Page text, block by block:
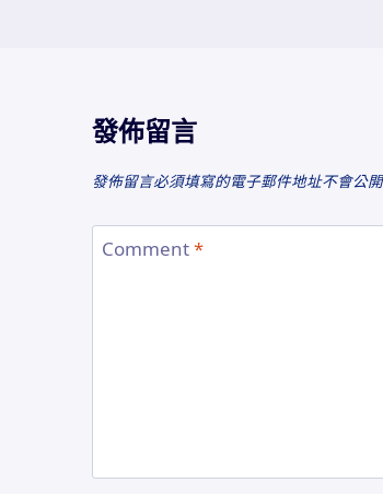
發佈留言
發佈留言必須填寫的電子郵件地址不會公
Comment*